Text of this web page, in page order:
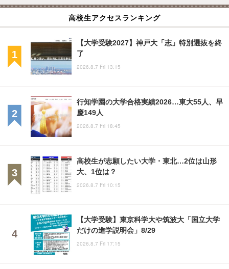
高校生アクセスランキング
【大学受験2027】神戸大「志」特別選抜を終
了
2026.8.7 Fri 13:15
行知学園の大学合格実績2026…東大55人、早
慶149人
2026.8.7 Fri 18:45
高校生が志願したい大学・東北…2位は山形
大、1位は？
2026.8.7 Fri 10:15
【大学受験】東京科学大や筑波大「国立大学
だけの進学説明会」8/29
2026.8.7 Fri 17:15